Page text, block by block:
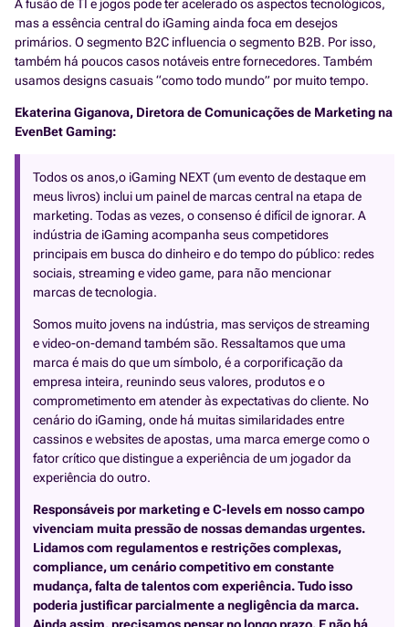
A fusão de TI e jogos pode ter acelerado os aspectos tecnológicos,
mas a essência central do iGaming ainda foca em desejos
primários. O segmento B2C influencia o segmento B2B. Por isso,
também há poucos casos notáveis entre fornecedores. Também
usamos designs casuais “como todo mundo” por muito tempo.
Ekaterina Giganova, Diretora de Comunicações de Marketing na
EvenBet Gaming:
Todos os anos,o iGaming NEXT (um evento de destaque em
meus livros) inclui um painel de marcas central na etapa de
marketing. Todas as vezes, o consenso é difícil de ignorar. A
indústria de iGaming acompanha seus competidores
principais em busca do dinheiro e do tempo do público: redes
sociais, streaming e video game, para não mencionar
marcas de tecnologia.
Somos muito jovens na indústria, mas serviços de streaming
e video-on-demand também são. Ressaltamos que uma
marca é mais do que um símbolo, é a corporificação da
empresa inteira, reunindo seus valores, produtos e o
comprometimento em atender às expectativas do cliente. No
cenário do iGaming, onde há muitas similaridades entre
cassinos e websites de apostas, uma marca emerge como o
fator crítico que distingue a experiência de um jogador da
experiência do outro.
Responsáveis por marketing e C-levels em nosso campo
vivenciam muita pressão de nossas demandas urgentes.
Lidamos com regulamentos e restrições complexas,
compliance, um cenário competitivo em constante
mudança, falta de talentos com experiência. Tudo isso
poderia justificar parcialmente a negligência da marca.